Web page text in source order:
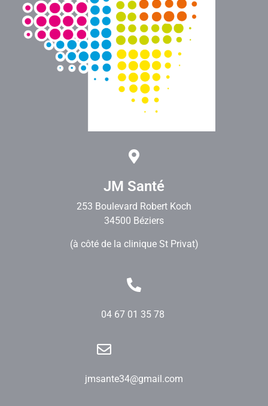
JM Santé
253 Boulevard Robert Koch
34500 Béziers
(à côté de la clinique St Privat)
04 67 01 35 78
jmsante34@gmail.com